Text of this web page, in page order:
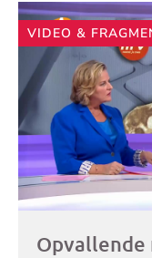
Andere
artikelen
VIDEO &
Opvallende